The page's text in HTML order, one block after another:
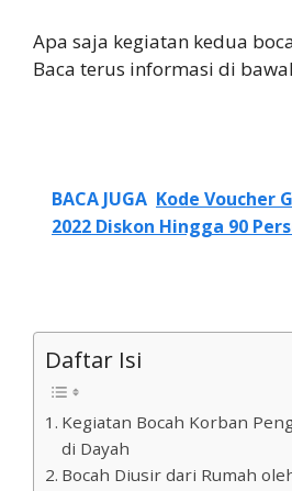
Apa saja kegiatan kedua
Baca terus informasi di
BACA JUGA Kode Voucher
2022 Diskon Hingga 90
Daftar Isi
Kegiatan Bocah Korban
di Dayah
Bocah Diusir dari Rumah